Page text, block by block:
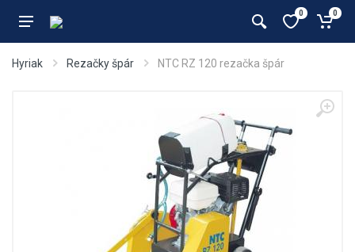
0 0
Hyriak Rezačky špár NTC RZ 120 rezačka špár